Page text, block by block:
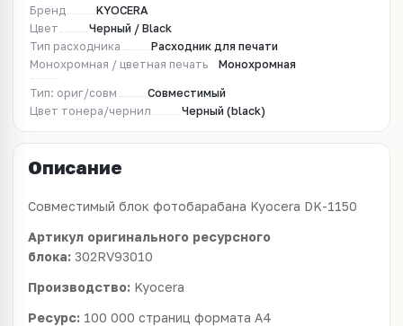
Бренд
KYOCERA
Цвет
Черный / Black
Тип расходника
Расходник для печати
Монохромная / цветная печать
Монохромная
Тип: ориг/совм
Совместимый
Цвет тонера/чернил
Черный (black)
Описание
Совместимый блок фотобарабана Kyocera DK-1150
Артикул оригинального ресурсного
блока: 302RV93010
Производство: Kyocera
Ресурс: 100 000 страниц формата А4